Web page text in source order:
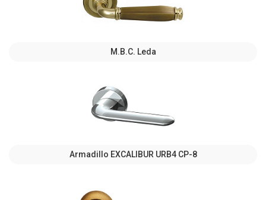
M.B.C. Leda
Armadillo EXCALIBUR URB4 СР-8